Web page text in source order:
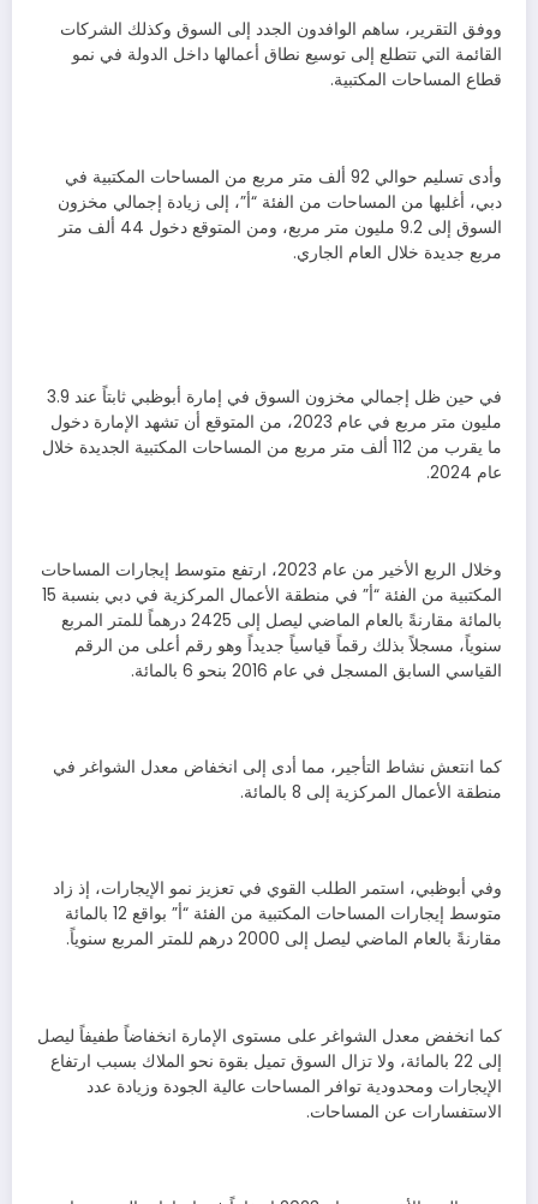
ووفق التقرير، ساهم الوافدون الجدد إلى السوق وكذلك الشركات
القائمة التي تتطلع إلى توسيع نطاق أعمالها داخل الدولة في نمو
قطاع المساحات المكتبية.
وأدى تسليم حوالي 92 ألف متر مربع من المساحات المكتبية في
دبي، أغلبها من المساحات من الفئة “أ”، إلى زيادة إجمالي مخزون
السوق إلى 9.2 مليون متر مربع، ومن المتوقع دخول 44 ألف متر
مربع جديدة خلال العام الجاري.
في حين ظل إجمالي مخزون السوق في إمارة أبوظبي ثابتاً عند 3.9
مليون متر مربع في عام 2023، من المتوقع أن تشهد الإمارة دخول
ما يقرب من 112 ألف متر مربع من المساحات المكتبية الجديدة خلال
عام 2024.
وخلال الربع الأخير من عام 2023، ارتفع متوسط إيجارات المساحات
المكتبية من الفئة “أ” في منطقة الأعمال المركزية في دبي بنسبة 15
بالمائة مقارنةً بالعام الماضي ليصل إلى 2425 درهماً للمتر المربع
سنوياً، مسجلاً بذلك رقماً قياسياً جديداً وهو رقم أعلى من الرقم
القياسي السابق المسجل في عام 2016 بنحو 6 بالمائة.
كما انتعش نشاط التأجير، مما أدى إلى انخفاض معدل الشواغر في
منطقة الأعمال المركزية إلى 8 بالمائة.
وفي أبوظبي، استمر الطلب القوي في تعزيز نمو الإيجارات، إذ زاد
متوسط إيجارات المساحات المكتبية من الفئة “أ” بواقع 12 بالمائة
مقارنةً بالعام الماضي ليصل إلى 2000 درهم للمتر المربع سنوياً.
كما انخفض معدل الشواغر على مستوى الإمارة انخفاضاً طفيفاً ليصل
إلى 22 بالمائة، ولا تزال السوق تميل بقوة نحو الملاك بسبب ارتفاع
الإيجارات ومحدودية توافر المساحات عالية الجودة وزيادة عدد
الاستفسارات عن المساحات.